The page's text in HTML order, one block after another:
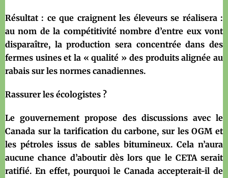
Résultat : ce que craignent les éleveurs se réalisera :
au nom de la compétitivité nombre d’entre eux vont
disparaître, la production sera concentrée dans des
fermes usines et la « qualité » des produits alignée au
rabais sur les normes canadiennes.
Rassurer les écologistes ?
Le gouvernement propose des discussions avec le
Canada sur la tarification du carbone, sur les OGM et
les pétroles issus de sables bitumineux. Cela n’aura
aucune chance d’aboutir dès lors que le CETA serait
ratifié. En effet, pourquoi le Canada accepterait-il de